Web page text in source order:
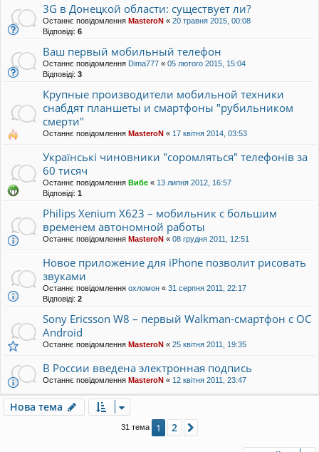
3G в Донецкой области: существует ли?
Останнє повідомлення MasteroN « 20 травня 2015, 00:08
Відповіді: 6
Ваш первый мобильный телефон
Останнє повідомлення Dima777 « 05 лютого 2015, 15:04
Відповіді: 3
Крупные производители мобильной техники
снабдят планшеты и смартфоны "рубильником
смерти"
Останнє повідомлення MasteroN « 17 квітня 2014, 03:53
Українські чиновники "соромляться" телефонів за
60 тисяч
Останнє повідомлення Вибе « 13 липня 2012, 16:57
Відповіді: 1
Philips Xenium X623 – мобильник с большим
временем автономной работы
Останнє повідомлення MasteroN « 08 грудня 2011, 12:51
Новое приложение для iPhone позволит рисовать
звуками
Останнє повідомлення охломон « 31 серпня 2011, 22:17
Відповіді: 2
Sony Ericsson W8 – первый Walkman-смартфон с ОС
Android
Останнє повідомлення MasteroN « 25 квітня 2011, 19:35
В России введена электронная подпись
Останнє повідомлення MasteroN « 12 квітня 2011, 23:47
Нова тема
31 тема 1 2